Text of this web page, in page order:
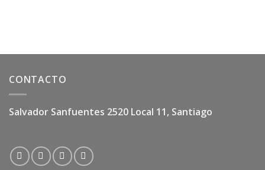
CONTACTO
Salvador Sanfuentes 2520 Local 11, Santiago